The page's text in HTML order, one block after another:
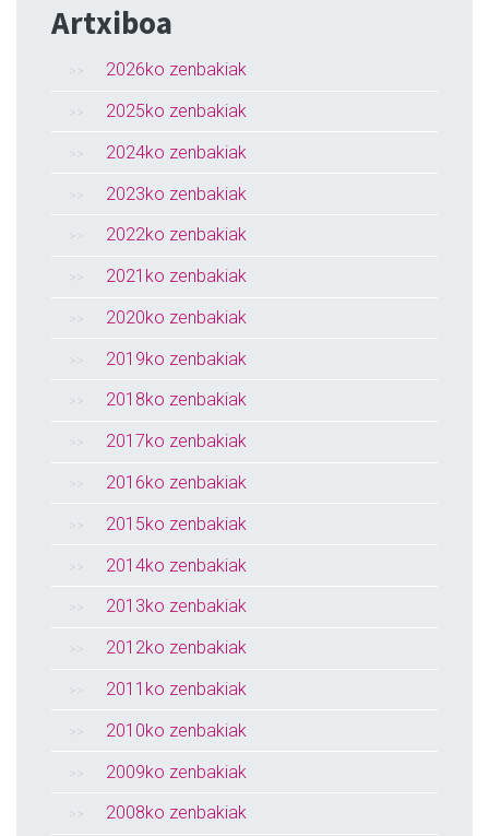
Artxiboa
2026ko zenbakiak
2025ko zenbakiak
2024ko zenbakiak
2023ko zenbakiak
2022ko zenbakiak
2021ko zenbakiak
2020ko zenbakiak
2019ko zenbakiak
2018ko zenbakiak
2017ko zenbakiak
2016ko zenbakiak
2015ko zenbakiak
2014ko zenbakiak
2013ko zenbakiak
2012ko zenbakiak
2011ko zenbakiak
2010ko zenbakiak
2009ko zenbakiak
2008ko zenbakiak